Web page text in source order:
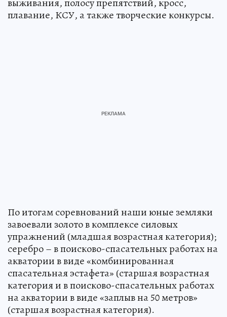
плавание, КСУ, а также творческие конкурсы.
По итогам соревнований наши юные земляки
завоевали золото в комплексе силовых
упражнений (младшая возрастная категория);
серебро – в поисково-спасательных работах на
акватории в виде «комбинированная
спасательная эстафета» (старшая возрастная
категория и в поисково-спасательных работах
на акватории в виде «заплыв на 50 метров»
(старшая возрастная категория).